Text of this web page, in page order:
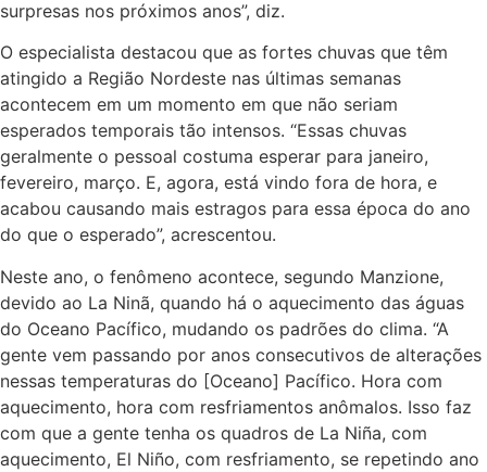
surpresas nos próximos anos”, diz.
O especialista destacou que as fortes chuvas que têm
atingido a Região Nordeste nas últimas semanas
acontecem em um momento em que não seriam
esperados temporais tão intensos. “Essas chuvas
geralmente o pessoal costuma esperar para janeiro,
fevereiro, março. E, agora, está vindo fora de hora, e
acabou causando mais estragos para essa época do ano
do que o esperado”, acrescentou.
Neste ano, o fenômeno acontece, segundo Manzione,
devido ao La Ninã, quando há o aquecimento das águas
do Oceano Pacífico, mudando os padrões do clima. “A
gente vem passando por anos consecutivos de alterações
nessas temperaturas do [Oceano] Pacífico. Hora com
aquecimento, hora com resfriamentos anômalos. Isso faz
com que a gente tenha os quadros de La Niña, com
aquecimento, El Niño, com resfriamento, se repetindo ano